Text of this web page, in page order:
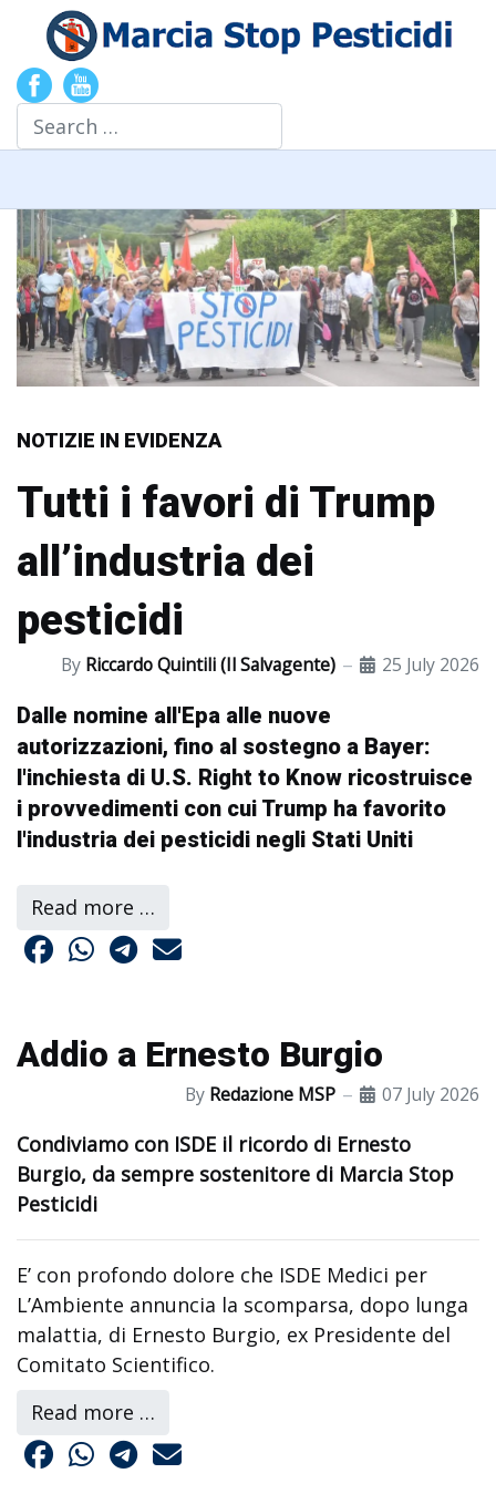
Search
NOTIZIE IN EVIDENZA
Tutti i favori di Trump
all’industria dei
pesticidi
By Riccardo Quintili (Il Salvagente) 25 July 2026
Dalle nomine all'Epa alle nuove
autorizzazioni, fino al sostegno a Bayer:
l'inchiesta di U.S. Right to Know ricostruisce
i provvedimenti con cui Trump ha favorito
l'industria dei pesticidi negli Stati Uniti
Read more …
Addio a Ernesto Burgio
By Redazione MSP 07 July 2026
Condiviamo con ISDE il ricordo di Ernesto
Burgio, da sempre sostenitore di Marcia Stop
Pesticidi
E’ con profondo dolore che ISDE Medici per
L’Ambiente annuncia la scomparsa, dopo lunga
malattia, di Ernesto Burgio, ex Presidente del
Comitato Scientifico.
Read more …